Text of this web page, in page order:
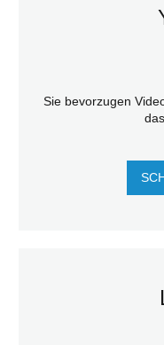
Sie bevorzugen